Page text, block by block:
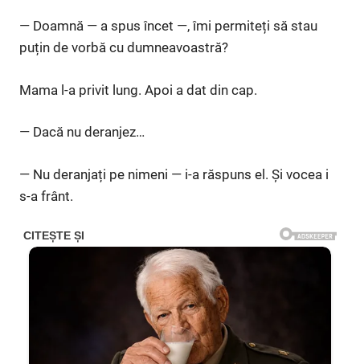
— Doamnă — a spus încet —, îmi permiteți să stau
puțin de vorbă cu dumneavoastră?
Mama l-a privit lung. Apoi a dat din cap.
— Dacă nu deranjez…
— Nu deranjați pe nimeni — i-a răspuns el. Și vocea i
s-a frânt.